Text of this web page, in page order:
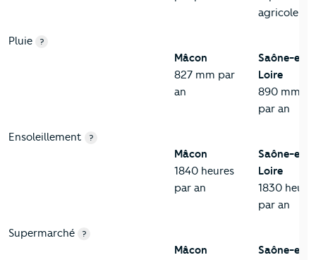
agricole
Pluie ?
Mâcon
827 mm par
an
Saône-et-
Loire
890 mm
par an
Ensoleillement ?
Mâcon
1840 heures
par an
Saône-et-
Loire
1830
par an
Supermarché ?
Mâcon
Saône-et-